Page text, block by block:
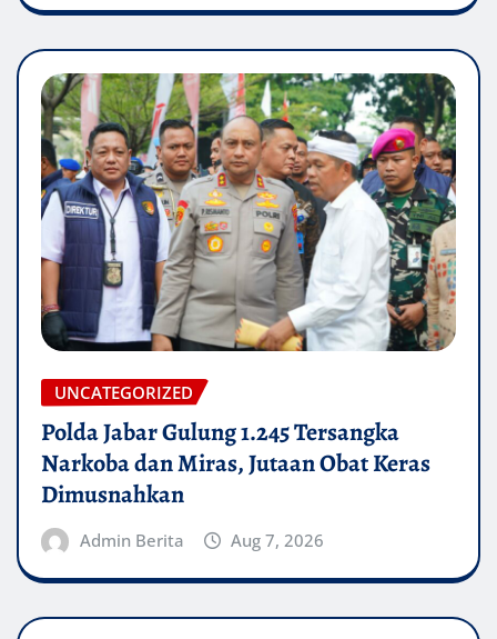
UNCATEGORIZED
Polda Jabar Gulung 1.245 Tersangka
Narkoba dan Miras, Jutaan Obat Keras
Dimusnahkan
Admin Berita Aug 7, 2026